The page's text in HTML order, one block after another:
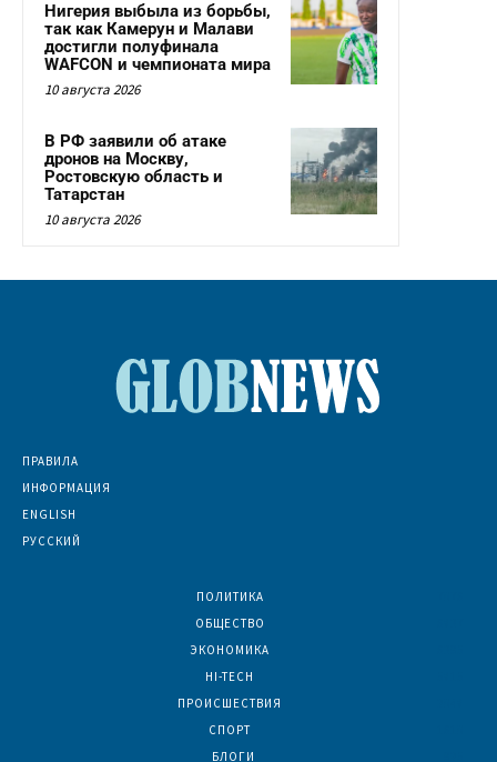
Нигерия выбыла из борьбы,
так как Камерун и Малави
достигли полуфинала
WAFCON и чемпионата мира
10 августа 2026
В РФ заявили об атаке
дронов на Москву,
Ростовскую область и
Татарстан
10 августа 2026
ПРАВИЛА
ИНФОРМАЦИЯ
ENGLISH
РУССКИЙ
ПОЛИТИКА
ОБЩЕСТВО
ЭКОНОМИКА
HI-TECH
ПРОИСШЕСТВИЯ
СПОРТ
БЛОГИ